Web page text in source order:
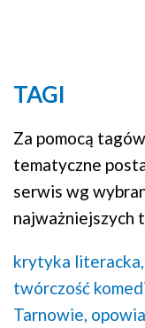
TAGI
Za pomocą
tematyczne
serwis wg
najważniejszych
krytyka literacka,
twórczość
Tarnowie,